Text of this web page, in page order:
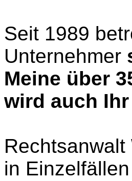
Seit 1989
Unternehmer
Meine über
wird auch
in